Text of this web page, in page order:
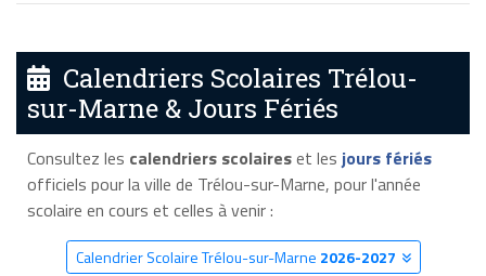
Calendriers Scolaires Trélou-
sur-Marne & Jours Fériés
Consultez les calendriers scolaireset les jours fériés
officiels pour la ville de Trélou-sur-Marne, pour l'année
scolaire en cours et celles à venir :
Calendrier Scolaire Trélou-sur-Marne 2026-2027